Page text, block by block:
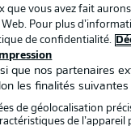
Gérer
Contact
Joueurs
que vous avez fait
Pour plus
de confidentialité.
que nos partenaires
les finalités suivantes
de géolocalisation
de l’appareil